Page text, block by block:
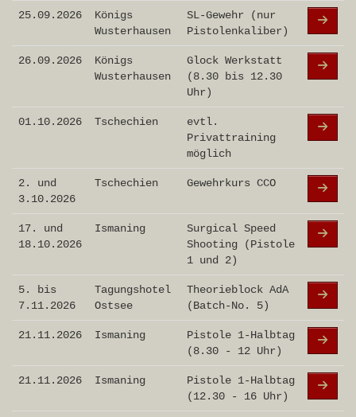
25.09.2026
Königs
Wusterhausen
SL-Gewehr (nur
Pistolenkaliber)
26.09.2026
Königs
Wusterhausen
Glock Werkstatt
(8.30 bis 12.30
Uhr)
01.10.2026 Tschechien
evtl.
Privattraining
möglich
2. und
3.10.2026
Tschechien Gewehrkurs CCO
17. und
18.10.2026
Ismaning
Surgical Speed
Shooting (Pistole
1 und 2)
5. bis
7.11.2026
Tagungshotel
Ostsee
Theorieblock AdA
(Batch-No. 5)
21.11.2026 Ismaning
Pistole 1-Halbtag
(8.30 - 12 Uhr)
21.11.2026 Ismaning
Pistole 1-Halbtag
(12.30 - 16 Uhr)